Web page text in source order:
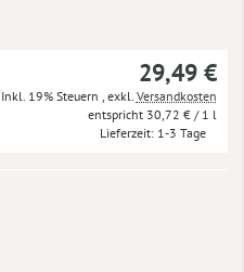
29,49 €
Inkl. 19% Steuern exkl. Versandkosten
30,72 € / 1 l
Lieferzeit 1-3 Tage